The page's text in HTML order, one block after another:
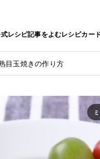
レシピ記事をよむレシピカー
目玉焼きの作り方